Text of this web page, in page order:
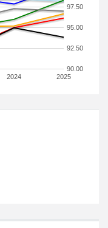
2024 2025
90.00
92.50
95.00
97.50